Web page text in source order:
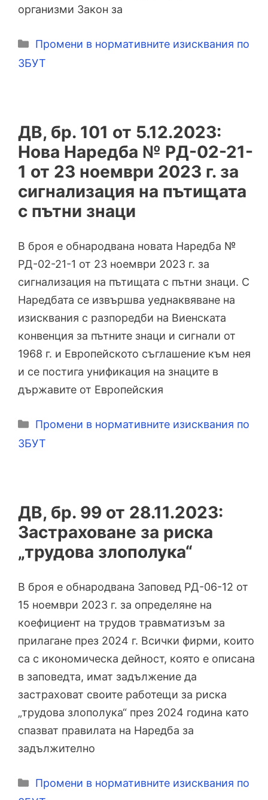
организми Закон за
Категории
Промени в нормативните изисквания по
ЗБУТ
ДВ, бр. 101 от 5.12.2023:
Нова Наредба № РД-02-21-
1 от 23 ноември 2023 г. за
сигнализация на пътищата
с пътни знаци
В броя е обнародвана новата Наредба №
РД-02-21-1 от 23 ноември 2023 г. за
сигнализация на пътищата с пътни знаци. С
Наредбата се извършва уеднаквяване на
изисквания с разпоредби на Виенската
конвенция за пътните знаци и сигнали от
1968 г. и Европейското съглашение към нея
и се постига унификация на знаците в
държавите от Европейския
Категории
Промени в нормативните изисквания по
ЗБУТ
ДВ, бр. 99 от 28.11.2023:
Застраховане за риска
„трудова злополука“
В броя е обнародвана Заповед РД-06-12 от
15 ноември 2023 г. за определяне на
коефициент на трудов травматизъм за
прилагане през 2024 г. Всички фирми, които
са с икономическа дейност, която е описана
в заповедта, имат задължение да
застраховат своите работещи за риска
„трудова злополука“ през 2024 година като
спазват правилата на Наредба за
задължително
Категории
Промени в нормативните изисквания по